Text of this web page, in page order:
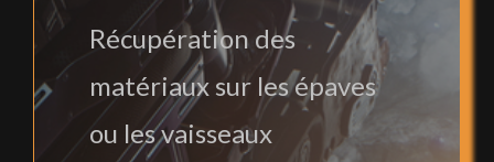
Récupération des
matériaux sur les épaves
ou les vaisseaux